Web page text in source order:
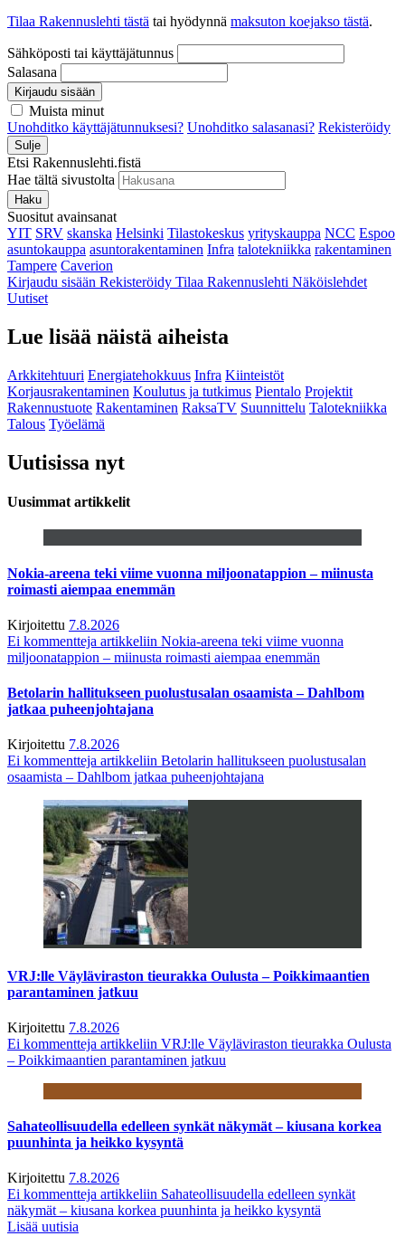
Tilaa Rakennuslehti tästä tai hyödynnä maksuton koejakso tästä.
Sähköposti tai käyttäjätunnus
Salasana
Kirjaudu sisään
Muista minut
Unohditko käyttäjätunnuksesi? Unohditko salasanasi? Rekisteröidy
Sulje
Etsi Rakennuslehti.fistä
Hae tältä sivustolta
Haku
Suositut avainsanat
YIT SRV skanska Helsinki Tilastokeskus yrityskauppa NCC Espoo
asuntokauppa asuntorakentaminen Infra talotekniikka rakentaminen
Tampere Caverion
Kirjaudu sisään Rekisteröidy Tilaa Rakennuslehti Näköislehdet
Uutiset
Lue lisää näistä aiheista
Arkkitehtuuri Energiatehokkuus Infra Kiinteistöt
Korjausrakentaminen Koulutus ja tutkimus Pientalo Projektit
Rakennustuote Rakentaminen RaksaTV Suunnittelu Talotekniikka
Talous Työelämä
Uutisissa nyt
Uusimmat artikkelit
Nokia-areena teki viime vuonna miljoonatappion – miinusta
roimasti aiempaa enemmän
Kirjoitettu 7.8.2026
Ei kommentteja artikkeliin Nokia-areena teki viime vuonna
miljoonatappion – miinusta roimasti aiempaa enemmän
Betolarin hallitukseen puolustusalan osaamista – Dahlbom
jatkaa puheenjohtajana
Kirjoitettu 7.8.2026
Ei kommentteja artikkeliin Betolarin hallitukseen puolustusalan
osaamista – Dahlbom jatkaa puheenjohtajana
VRJ:lle Väyläviraston tieurakka Oulusta – Poikkimaantien
parantaminen jatkuu
Kirjoitettu 7.8.2026
Ei kommentteja artikkeliin VRJ:lle Väyläviraston tieurakka Oulusta
– Poikkimaantien parantaminen jatkuu
Sahateollisuudella edelleen synkät näkymät – kiusana korkea
puunhinta ja heikko kysyntä
Kirjoitettu 7.8.2026
Ei kommentteja artikkeliin Sahateollisuudella edelleen synkät
näkymät – kiusana korkea puunhinta ja heikko kysyntä
Lisää uutisia